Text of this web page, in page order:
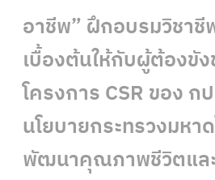
อาชีพ” ฝึกอบรมวิชาชี
เบื้องต้นให้กับผู้ต้องขั
โครงการ CSR ของ
นโยบายกระทรวงมหา
พัฒนาคุณภาพชีวิตแล